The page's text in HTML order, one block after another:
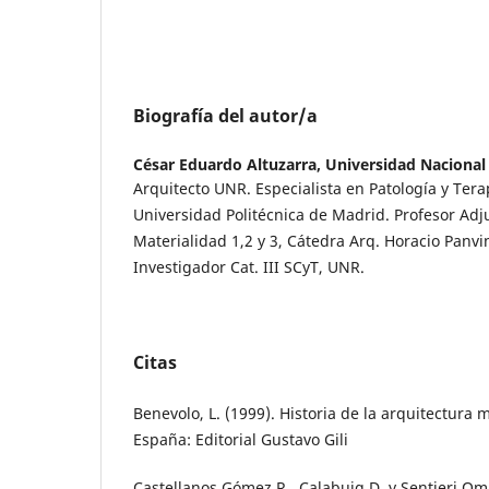
Biografía del autor/a
César Eduardo Altuzarra, Universidad
Arquitecto UNR. Especialista en Patología y
Universidad Politécnica de Madrid. Profesor
Materialidad 1,2 y 3, Cátedra Arq. Horacio
Investigador Cat. III SCyT, UNR.
Citas
Benevolo, L. (1999). Historia de la arquitectura
España: Editorial Gustavo Gili